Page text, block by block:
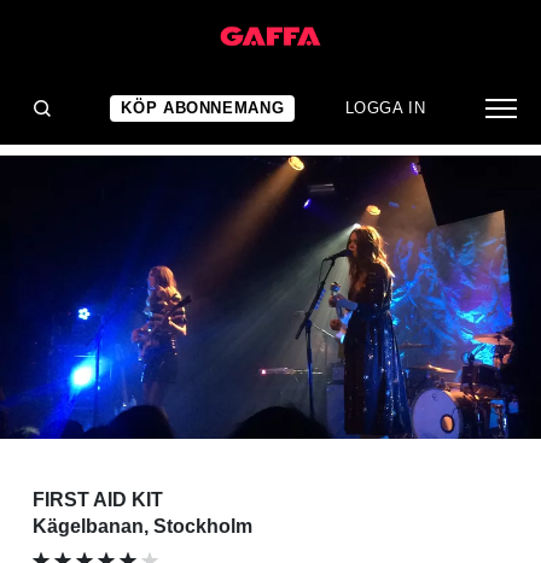
KÖP ABONNEMANG LOGGA IN
KONSERTRECENSION
En kväll god som guld
FIRST AID KIT
Kägelbanan, Stockholm